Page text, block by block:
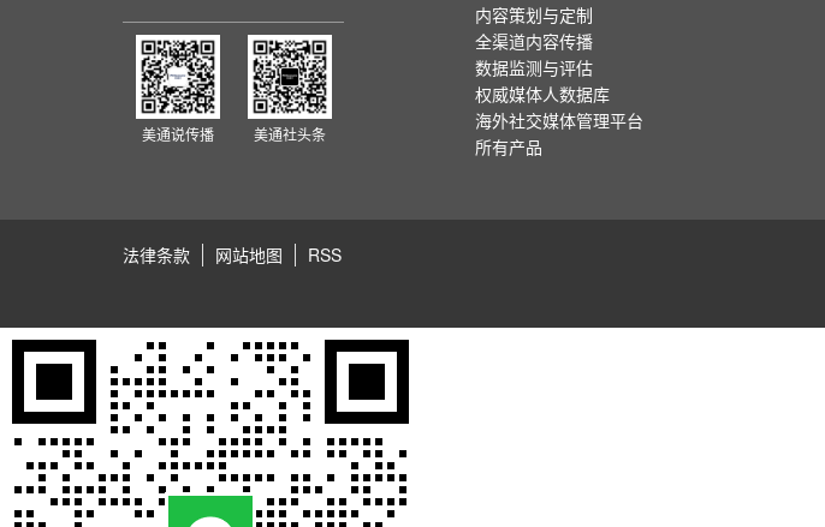
美通说传播 美通社头条
内容策划与定制
全渠道内容传播
数据监测与评估
权威媒体人数据库
海外社交媒体管理平台
所有产品
法律条款 网站地图 RSS